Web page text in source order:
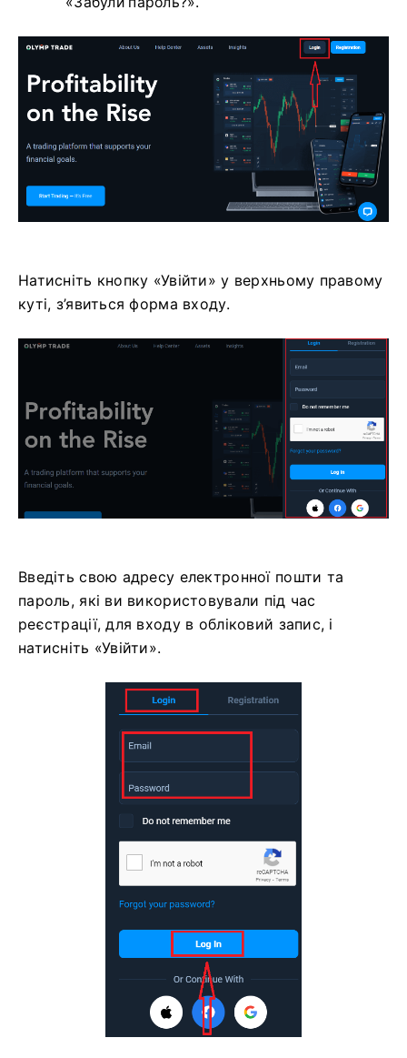
Натисніть кнопку «Увійти» у верхньому правому
куті, з’явиться форма входу.
Введіть свою адресу електронної пошти та
пароль, які ви використовували під час
реєстрації, для входу в обліковий запис, і
натисніть «Увійти».